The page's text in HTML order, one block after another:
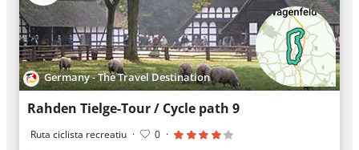
Germany - The Travel Destination
Rahden Tielge-Tour / Cycle path 9
Ruta ciclista recreatiu · 0 ·